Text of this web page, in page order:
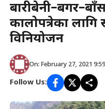
कालोपत्रेका लागि
विनियोजन
On: February 27, 2021
Follow Us: